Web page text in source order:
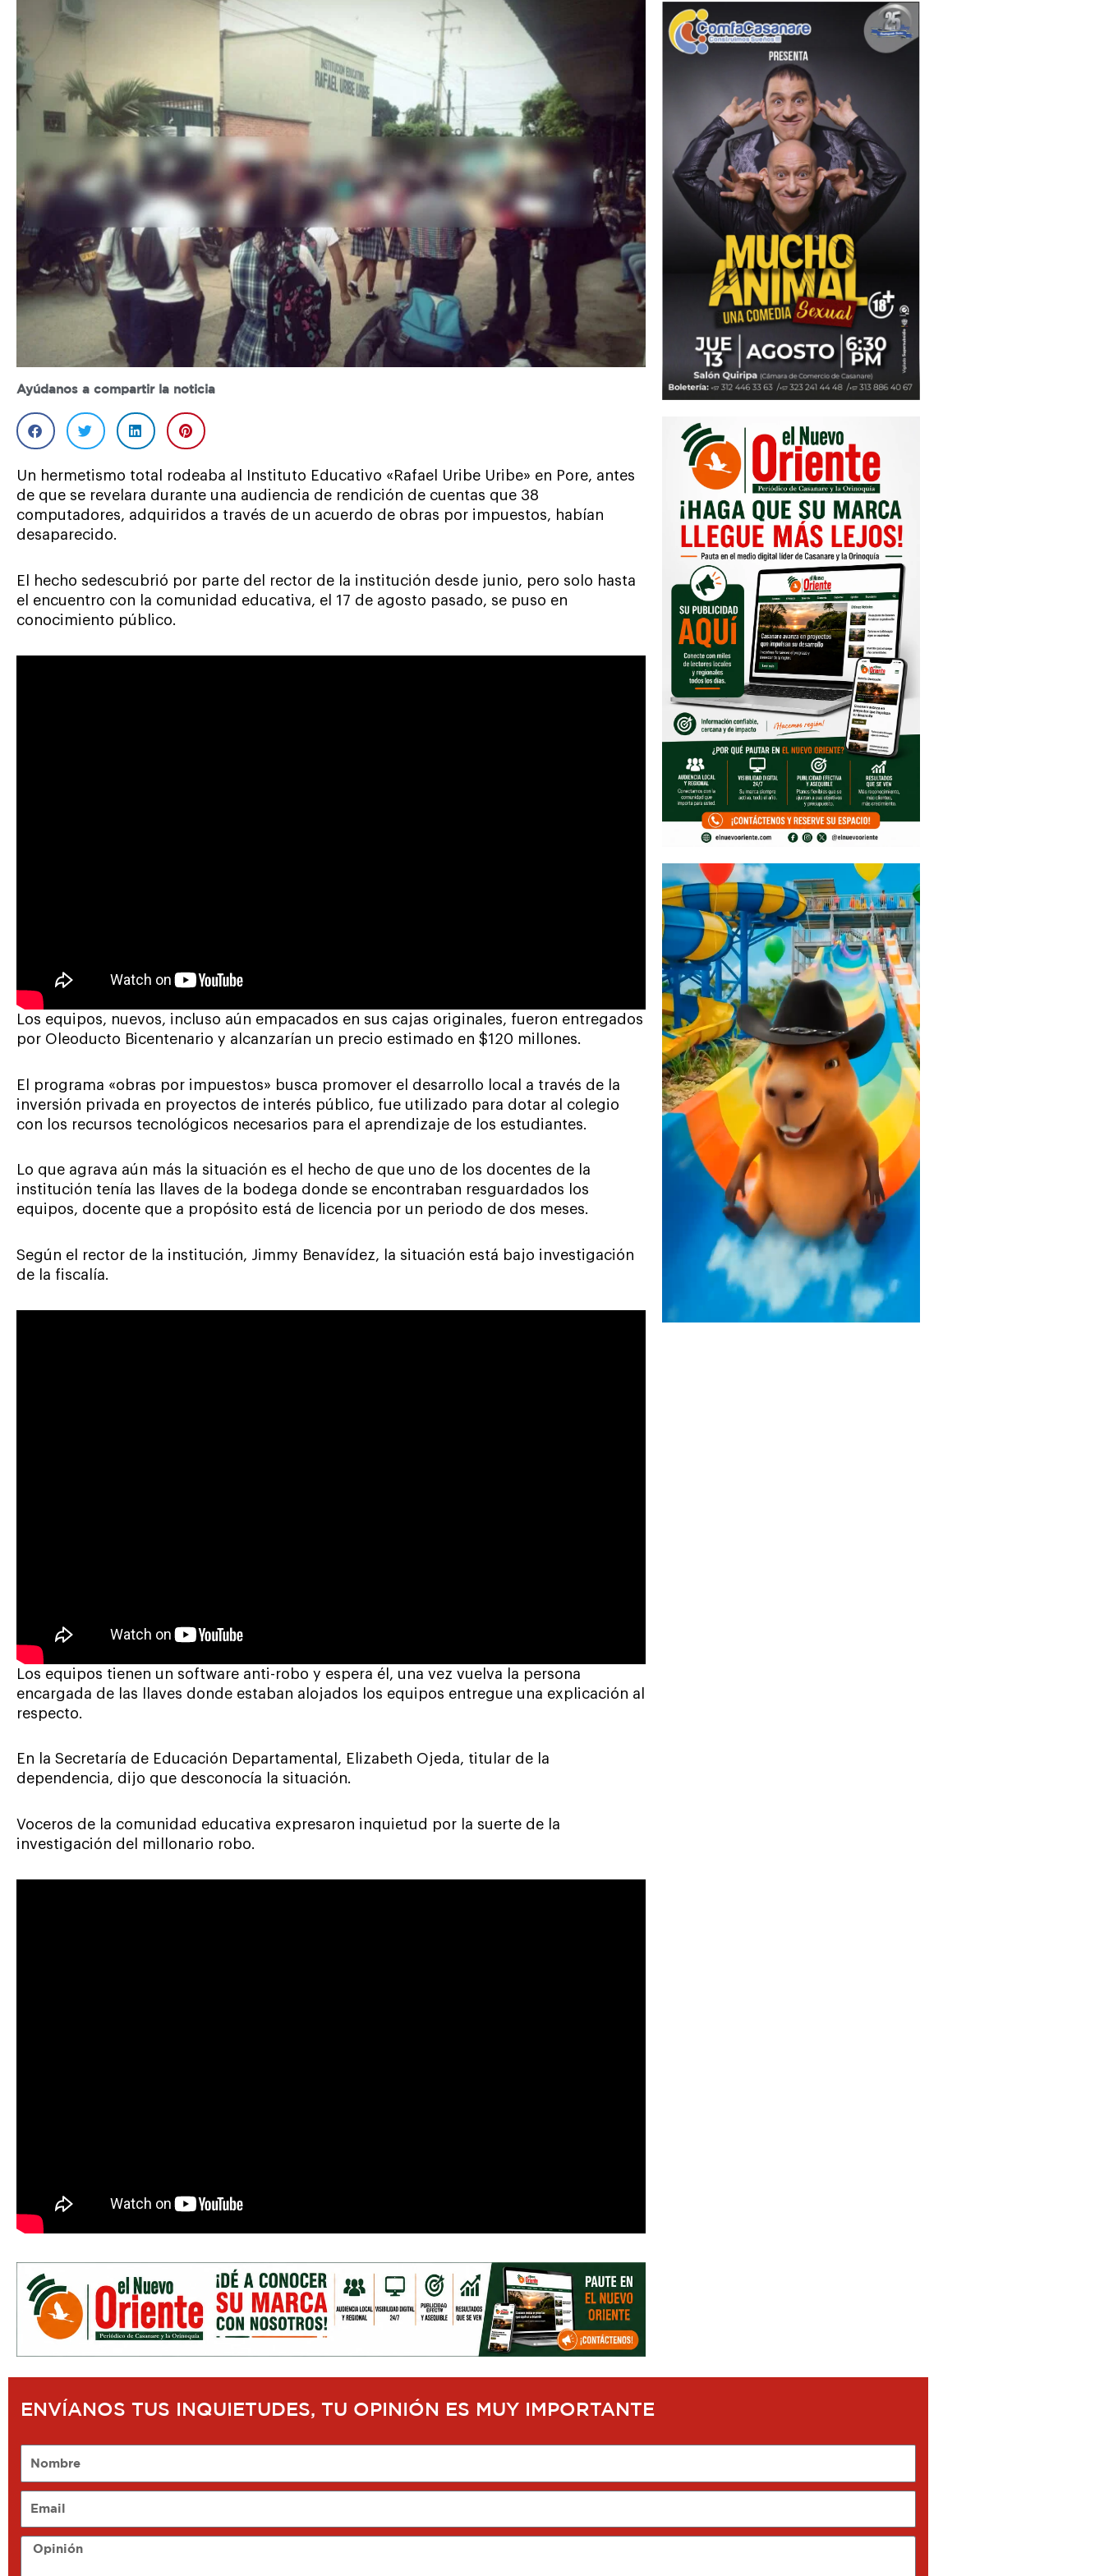
Ayúdanos a compartir la noticia
Un hermetismo total rodeaba al Instituto Educativo «Rafael Uribe Uribe» en Pore, antes
de que se revelara durante una audiencia de rendición de cuentas que 38
computadores, adquiridos a través de un acuerdo de obras por impuestos, habían
desaparecido.
El hecho sedescubrió por parte del rector de la institución desde junio, pero solo hasta
el encuentro con la comunidad educativa, el 17 de agosto pasado, se puso en
conocimiento público.
Los equipos, nuevos, incluso aún empacados en sus cajas originales, fueron entregados
por Oleoducto Bicentenario y alcanzarían un precio estimado en $120 millones.
El programa «obras por impuestos» busca promover el desarrollo local a través de la
inversión privada en proyectos de interés público, fue utilizado para dotar al colegio
con los recursos tecnológicos necesarios para el aprendizaje de los estudiantes.
Lo que agrava aún más la situación es el hecho de que uno de los docentes de la
institución tenía las llaves de la bodega donde se encontraban resguardados los
equipos, docente que a propósito está de licencia por un periodo de dos meses.
Según el rector de la institución, Jimmy Benavídez, la situación está bajo investigación
de la fiscalía.
Los equipos tienen un software anti-robo y espera él, una vez vuelva la persona
encargada de las llaves donde estaban alojados los equipos entregue una explicación al
respecto.
En la Secretaría de Educación Departamental, Elizabeth Ojeda, titular de la
dependencia, dijo que desconocía la situación.
Voceros de la comunidad educativa expresaron inquietud por la suerte de la
investigación del millonario robo.
ENVÍANOS TUS INQUIETUDES, TU OPINIÓN ES MUY IMPORTANTE
Opinión